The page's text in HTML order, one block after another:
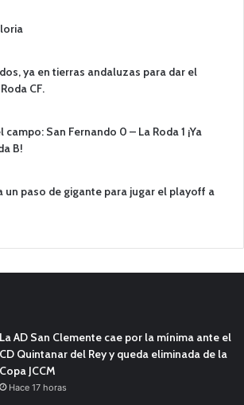
ya en tierras andaluzas para dar el
CF.
San Fernando 0 – La Roda 1 ¡Ya
B!
un paso de gigante para jugar el playoff a
La AD San Clemente cae por la mínima ante el
CD Quintanar del Rey y queda eliminada de la
Copa JCCM
Hace 17 horas